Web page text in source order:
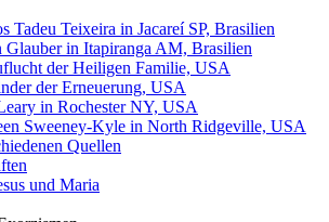
Tadeu Teixeira in Jacareí SP, Brasilien
Glauber in Itapiranga AM, Brasilien
der Heiligen Familie, USA
der Erneuerung, USA
in Rochester NY, USA
Sweeney-Kyle in North Ridgeville, USA
Quellen
und Maria